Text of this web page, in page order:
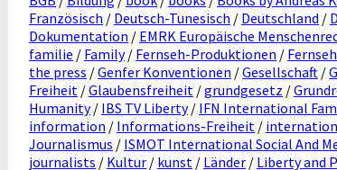
Französisch / Deutsch-Tunesisch / Deutschland /
Dokumentation / EMRK Europäische
familie / Family/ Fernseh-Produktionen /
the press /Genfer Konventionen /Gesellschaft /
Freiheit /Glaubensfreiheit /grundgesetz /
Humanity/ IBS TV Liberty/ IFN International
information / Informations-Freiheit /
Journalismus / ISMOT International Social And
journalists / Kultur / kunst / Länder / Liberty and